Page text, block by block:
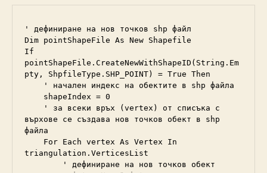
' дефиниране на нов точков shp файл
Dim pointShapeFile As New Shapefile
If
pointShapeFile.CreateNewWithShapeID(String.Em
pty, ShpfileType.SHP_POINT) = True Then
върхове се създава нов точков обект в shp
файла
triangulation.VerticesList